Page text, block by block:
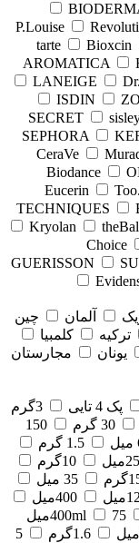
P.Louise
tarte
Bioxcin
AROMATICA
LANEIGE
ISDIN
SECRET
SEPHORA
CeraVe
Biodance
Eucerin
TECHNIQUES
Kryolan
Choice
GUERISSON
آلمان
چین
ترکیه
کلمبیا
یونان
مجارستان
پک 4 تایی
3گرم
30 گرم
150
1.5 گرم
25میل
10گرم
35 میل
12میل
400میل
400ml
75میل
1.6گرم
5